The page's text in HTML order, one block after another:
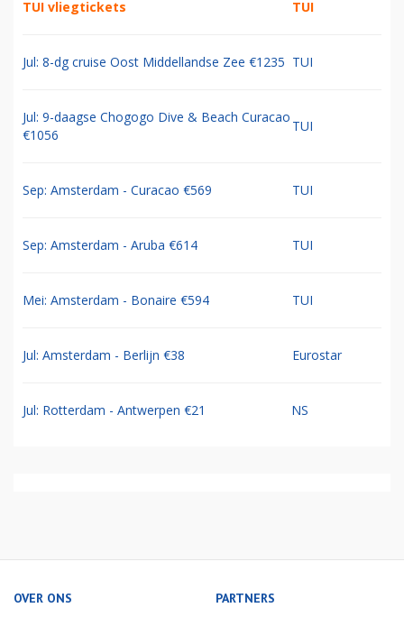
TUI vliegtickets TUI
Jul: 8-dg cruise Oost Middellandse Zee €1235 TUI
Jul: 9-daagse Chogogo Dive & Beach Curacao
€1056
TUI
Sep: Amsterdam - Curacao €569 TUI
Sep: Amsterdam - Aruba €614 TUI
Mei: Amsterdam - Bonaire €594 TUI
Jul: Amsterdam - Berlijn €38 Eurostar
Jul: Rotterdam - Antwerpen €21 NS
OVER ONS PARTNERS